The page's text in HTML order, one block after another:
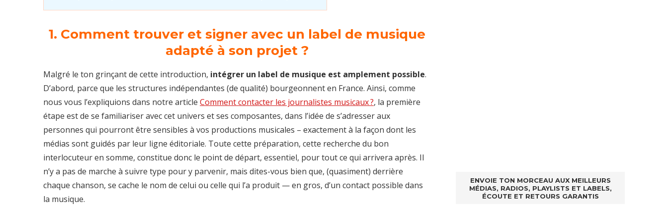
1. Comment trouver et signer avec un label de musique
adapté à son projet ?
Malgré le ton grinçant de cette introduction, intégrer un label de musique est amplement possible.
D’abord, parce que les structures indépendantes (de qualité) bourgeonnent en France. Ainsi, comme
nous vous l’expliquions dans notre article Comment contacter les journalistes musicaux ?, la première
étape est de se familiariser avec cet univers et ses composantes, dans l’idée de s’adresser aux
personnes qui pourront être sensibles à vos productions musicales – exactement à la façon dont les
médias sont guidés par leur ligne éditoriale. Toute cette préparation, cette recherche du bon
interlocuteur en somme, constitue donc le point de départ, essentiel, pour tout ce qui arrivera après. Il
n’y a pas de marche à suivre type pour y parvenir, mais dites-vous bien que, (quasiment) derrière
chaque chanson, se cache le nom de celui ou celle qui l’a produit — en gros, d’un contact possible dans
la musique.
ENVOIE TON MORCEAU AUX MEILLEURS
MÉDIAS, RADIOS, PLAYLISTS ET LABELS,
ÉCOUTE ET RETOURS GARANTIS